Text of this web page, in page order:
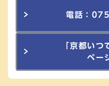
電話：
「京都いつ
ペー